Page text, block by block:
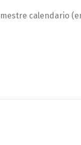
calendario